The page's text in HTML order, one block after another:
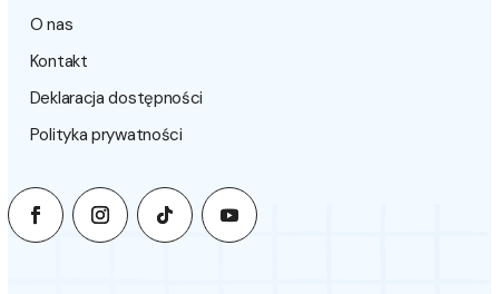
O nas
Kontakt
Deklaracja dostępności
Polityka prywatności